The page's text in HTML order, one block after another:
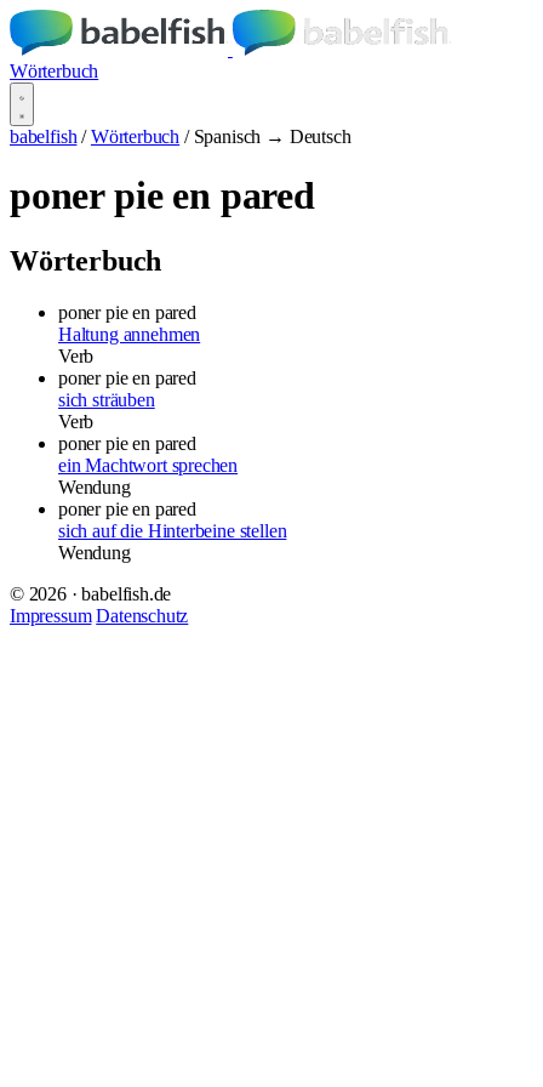
Wörterbuch
babelfish / Wörterbuch / Spanisch → Deutsch
poner pie en pared
Wörterbuch
poner pie en pared
Haltung annehmen
Verb
poner pie en pared
sich sträuben
Verb
poner pie en pared
ein Machtwort sprechen
Wendung
poner pie en pared
sich auf die Hinterbeine stellen
Wendung
© 2026 · babelfish.de
Impressum Datenschutz